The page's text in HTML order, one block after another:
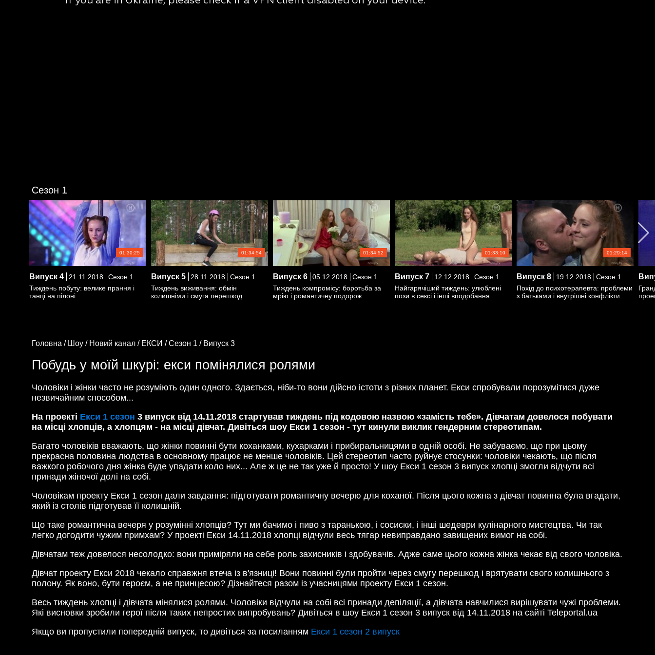
Сезон 1
01:30:25
Випуск 4 21.11.2018
Сезон 1
Тиждень побуту: велике прання і
танці на пілоні
01:34:54
Випуск 5 28.11.2018
Сезон 1
Тиждень виживання: обмін
колишніми і смуга перешкод
01:34:52
Випуск 6 05.12.2018
Сезон 1
Тиждень компромісу: боротьба за
мрію і романтичну подорож
01:33:10
Випуск 7 12.12.2018
Сезон 1
Найгарячіший тиждень: улюблені
пози в сексі і інші вподобання
01:29:14
Випуск 8 19.12.2018
Сезон 1
Похід до психотерапевта: проблеми
з батьками і внутрішні конфлікти
Головна / Шоу / Новий канал / ЕКСИ /Сезон 1 / Випуск 3
Побудь у моїй шкурі: екси помінялися ролями
Чоловіки і жінки часто не розуміють один одного. Здається, ніби-то вони дійсно істоти з різних планет. Екси спробували порозумітися дуже
незвичайним способом...
На проекті Екси 1 сезон 3 випуск від 14.11.2018 стартував тиждень під кодовою назвою «замість тебе». Дівчатам довелося побувати
на місці хлопців, а хлопцям - на місці дівчат. Дивіться шоу Екси 1 сезон - тут кинули виклик гендерним стереотипам.
Багато чоловіків вважають, що жінки повинні бути коханками, кухарками і прибиральницями в одній особі. Не забуваємо, що при цьому
прекрасна половина людства в основному працює не менше чоловіків. Цей стереотип часто руйнує стосунки: чоловіки чекають, що після
важкого робочого дня жінка буде упадати коло них... Але ж це не так уже й просто! У шоу Екси 1 сезон 3 випуск хлопці змогли відчути всі
принади жіночої долі на собі.
Чоловікам проекту Екси 1 сезон дали завдання: підготувати романтичну вечерю для коханої. Після цього кожна з дівчат повинна була вгадати,
який із столів підготував її колишній.
Що таке романтична вечеря у розумінні хлопців? Тут ми бачимо і пиво з таранькою, і сосиски, і інші шедеври кулінарного мистецтва. Чи так
легко догодити чужим примхам? У проекті Екси 14.11.2018 хлопці відчули весь тягар невиправдано завищених вимог на собі.
Дівчатам теж довелося несолодко: вони приміряли на себе роль захисників і здобувачів. Адже саме цього кожна жінка чекає від свого чоловіка.
Дівчат проекту Екси 2018 чекало справжня втеча із в'язниці! Вони повинні були пройти через смугу перешкод і врятувати свого колишнього з
полону. Як воно, бути героєм, а не принцесою? Дізнайтеся разом із учасницями проекту Екси 1 сезон.
Весь тиждень хлопці і дівчата мінялися ролями. Чоловіки відчули на собі всі принади депіляції, а дівчата навчилися вирішувати чужі проблеми.
Які висновки зробили герої після таких непростих випробувань? Дивіться в шоу Екси 1 сезон 3 випуск від 14.11.2018 на сайті Teleportal.ua
Якщо ви пропустили попередній випуск, то дивіться за посиланням Екси 1 сезон 2 випуск